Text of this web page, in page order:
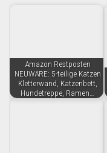
Amazon Restposten
NEUWARE: 5-teilige Katzen
Kletterwand, Katzenbett,
Hundetreppe, Ramen…